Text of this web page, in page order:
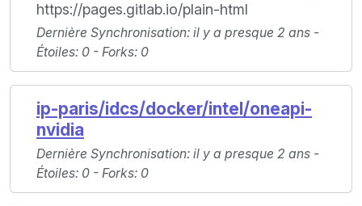
https://pages.gitlab.io/plain-html
Dernière Synchronisation: il y a presque 2 ans -
Étoiles: 0 - Forks: 0
ip-paris/idcs/docker/intel/oneapi-
nvidia
Dernière Synchronisation: il y a presque 2 ans -
Étoiles: 0 - Forks: 0